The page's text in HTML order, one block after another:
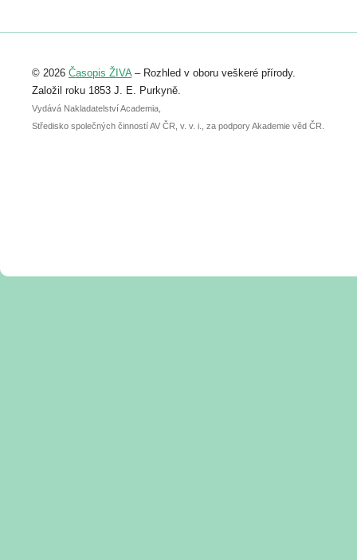
Registrovat se můžete do 6. září.
abstraktu přihlášené přednášky nebo
posteru je už 30. června.
© 2026 Časopis ŽIVA– Rozhled v oboru veškeré přírody.
Založil roku 1853 J. E. Purkyně.
Vydává Nakladatelství Academia,
Středisko společných činností AV ČR, v. v. i., za podpory Akademie věd ČR.